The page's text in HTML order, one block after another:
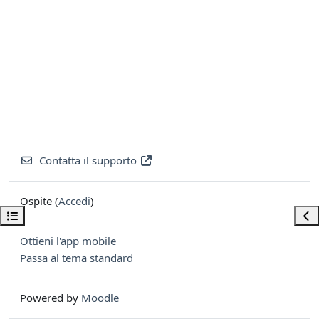
Apri indice del corso
Contatta il supporto
Ospite (Accedi)
Ottieni l'app mobile
Passa al tema standard
Powered by Moodle